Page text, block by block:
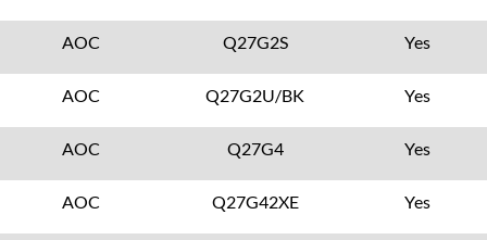
AOC Q27G2S Yes
AOC Q27G2U/BK Yes
AOC Q27G4 Yes
AOC Q27G42XE Yes